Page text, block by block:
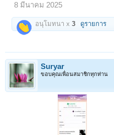
8 มีนาคม 2025
อนุโมทนา x3 ดูรายการ
Suryar
ขอบคุณเพื่อนสมาชิกทุกท่าน